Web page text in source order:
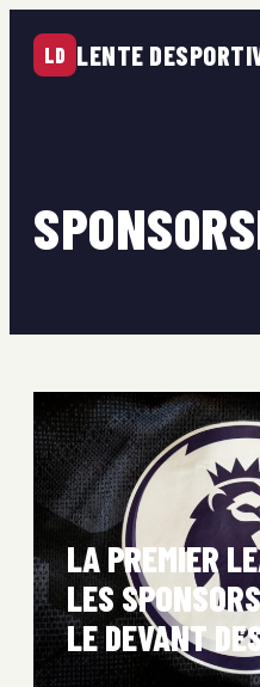
LD LENTE
LA PREMIER
LES
LE DEVANT